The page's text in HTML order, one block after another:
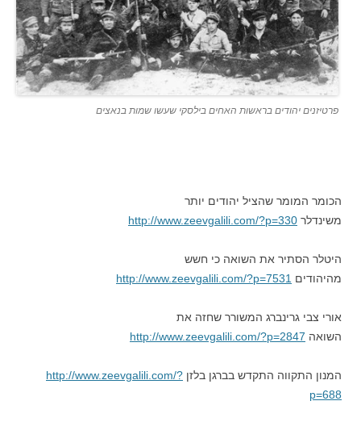
פרטיזנים יהודים בראשות האחים בילסקי שעשו שמות בנאצים
הכומר המומר שהציל יהודים יותר
משינדלר http://www.zeevgalili.com/?p=330
היטלר הסתיר את השואה כי חשש
מהיהודים http://www.zeevgalili.com/?p=7531
אורי צבי גרינברג המשורר שחזה את
השואה http://www.zeevgalili.com/?p=2847
המנון התקווה התקדש בברגן בלזן http://www.zeevgalili.com/?
p=688